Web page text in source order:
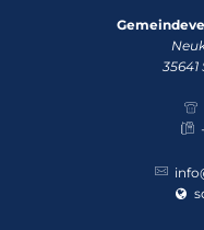
35641